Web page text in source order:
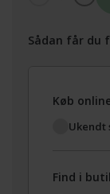
Sådan får du
Køb
Ukendt
Find i